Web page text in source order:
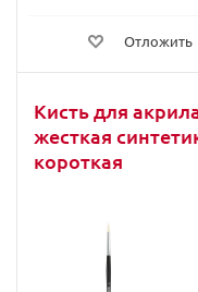
Отложить
Кисть для
жесткая
короткая